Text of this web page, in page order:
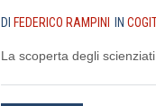
DI FEDERICO RAMPINI IN
La scoperta degli